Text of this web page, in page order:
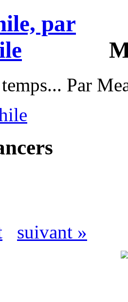
Par
suivant »